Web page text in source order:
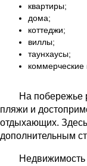
квартиры;
дома;
коттеджи;
виллы;
таунхаусы;
На побережье
пляжи и
отдыхающих.
дополнительным
Недвижимость